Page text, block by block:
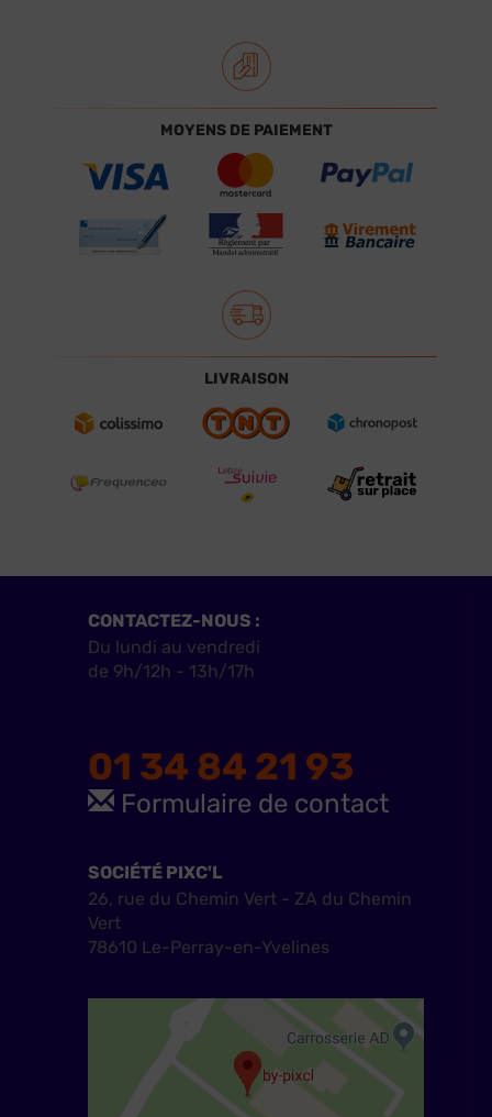
MOYENS DE PAIEMENT
LIVRAISON
CONTACTEZ-NOUS :
Du lundi au vendredi
de 9h/12h - 13h/17h
01 34 84 21 93
Formulaire de contact
SOCIÉTÉ PIXC'L
26, rue du Chemin Vert - ZA du Chemin
Vert
78610 Le-Perray-en-Yvelines